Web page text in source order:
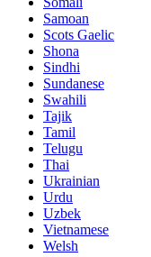
Samoan
Scots Gaelic
Shona
Sindhi
Sundanese
Swahili
Tajik
Tamil
Telugu
Thai
Ukrainian
Urdu
Uzbek
Vietnamese
Welsh